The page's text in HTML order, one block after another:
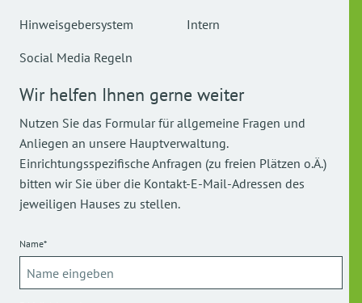
Hinweisgebersystem
Social Media Regeln
Intern
Wir helfen Ihnen gerne weiter
Nutzen Sie das Formular für allgemeine Fragen und
Anliegen an unsere Hauptverwaltung.
Einrichtungsspezifische Anfragen (zu freien Plätzen o.Ä.)
bitten wir Sie über die Kontakt-E-Mail-Adressen des
jeweiligen Hauses zu stellen.
Name*